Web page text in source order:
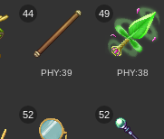
44
PHY:39
49
PHY:38
52 52